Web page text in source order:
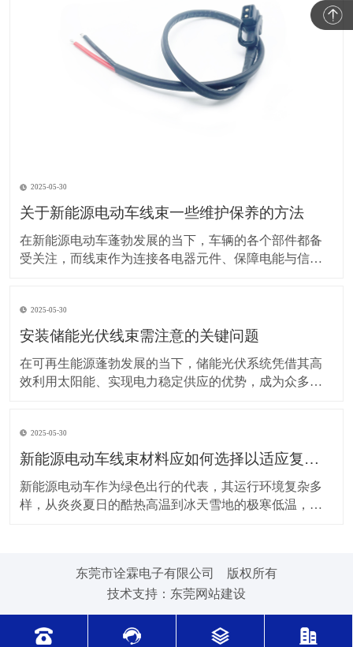
2025-05-30
关于新能源电动车线束一些维护保养的方法
在新能源电动车蓬勃发展的当下，车辆的各个部件都备
受关注，而线束作为连接各电器元件、保障电能与信号
让车辆运行更稳定、安全，还能延长其使用寿命。 日常
驾驶习惯对线束的影响不容小觑。平稳驾驶是维护线束
2025-05-30
安装储能光伏线束需注意的关键问题
在可再生能源蓬勃发展的当下，储能光伏系统凭借其高
效利用太阳能、实现电力稳定供应的优势，成为众多领
安全。因此，在安装储能光伏线束时，有许多问题需要
格外留意。 安装前的准备工作至关重要。在开始安装前
2025-05-30
新能源电动车线束材料应如何选择以适应复杂的环境温度范围？
新能源电动车作为绿色出行的代表，其运行环境复杂多
样，从炎炎夏日的酷热高温到冰天雪地的极寒低温，车
环境下，新能源电动车的电池、电机等部件工作时会散
东莞市诠霖电子有限公司 版权所有
技术支持： 东莞网站建设